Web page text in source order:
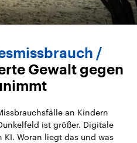
Gewalt gegen
an Kindern
ist größer. Digitale
Woran liegt das und was